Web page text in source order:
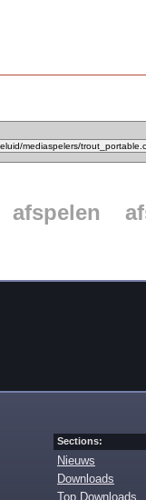
afspelen
Sections:
Nieuws
Downloads
Top Downloads